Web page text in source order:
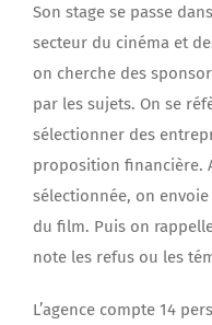
Son stage se passe
secteur du cinéma et
on cherche des
par les sujets. On se
sélectionner des
proposition financière.
sélectionnée, on
du film. Puis on
note les refus ou les
L’agence compte 14